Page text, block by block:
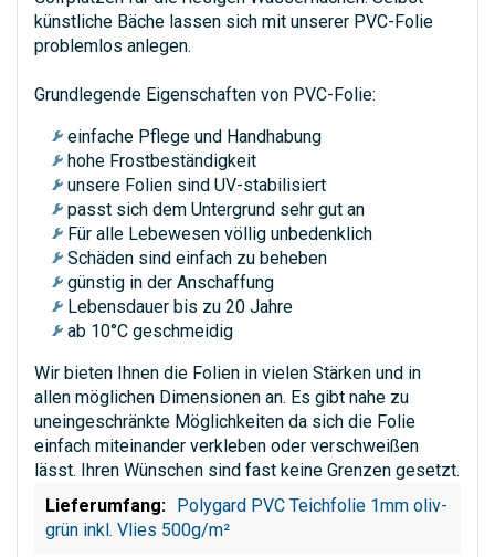
künstliche Bäche lassen sich mit unserer PVC-Folie
problemlos anlegen.
Grundlegende Eigenschaften von PVC-Folie:
einfache Pflege und Handhabung
hohe Frostbeständigkeit
unsere Folien sind UV-stabilisiert
passt sich dem Untergrund sehr gut an
Für alle Lebewesen völlig unbedenklich
Schäden sind einfach zu beheben
günstig in der Anschaffung
Lebensdauer bis zu 20 Jahre
ab 10°C geschmeidig
Wir bieten Ihnen die Folien in vielen Stärken und in
allen möglichen Dimensionen an. Es gibt nahe zu
uneingeschränkte Möglichkeiten da sich die Folie
einfach miteinander verkleben oder verschweißen
lässt. Ihren Wünschen sind fast keine Grenzen gesetzt.
Polygard PVC Teichfolie 1mm oliv-
grün inkl. Vlies 500g/m²